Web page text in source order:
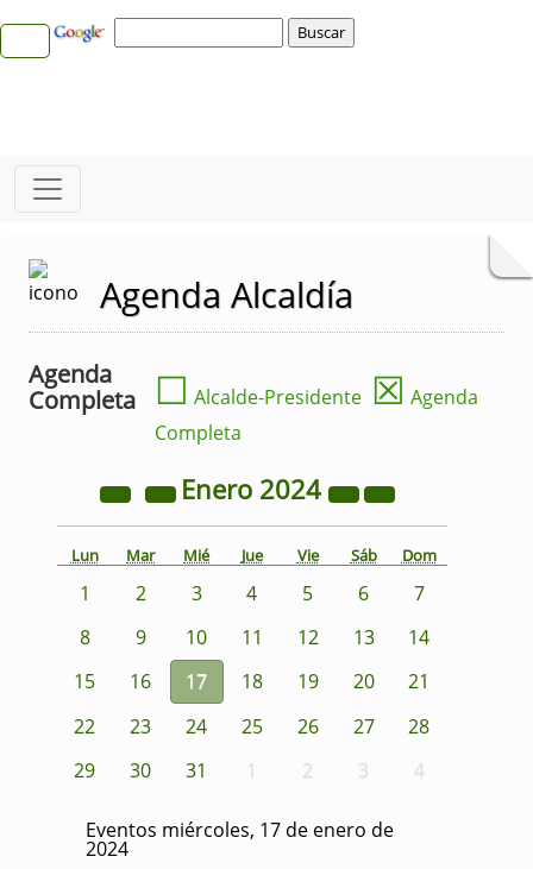
Agenda Alcaldía
Agenda
Completa
☐ Alcalde-Presidente ☒ Agenda
Completa
Enero 2024
Lun Mar Mié Jue Vie Sáb Dom
1 2 3 4 5 6
7
8
9 10 11 12 13
14
15
16 17 18 19 20
21
22
23 24 25 26 27
28
29
30 31 1 2 3 4
Eventos miércoles, 17 de enero de
2024